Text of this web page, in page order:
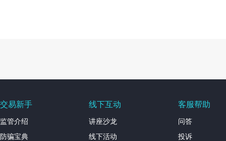
交易新手
监管介绍
防骗宝典
线下互动
讲座沙龙
线下活动
客服帮助
问答
投诉